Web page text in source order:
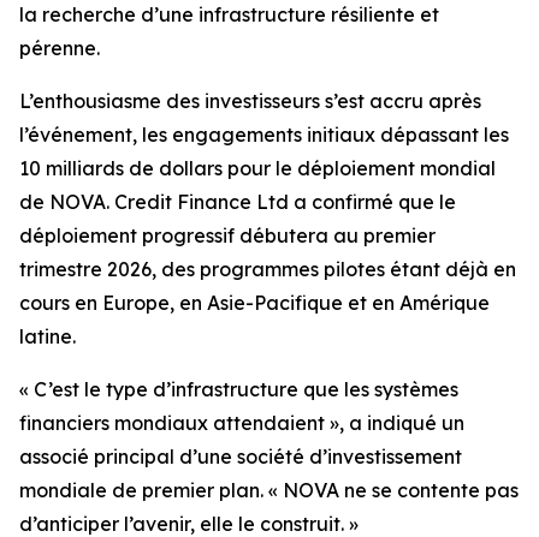
la recherche d’une infrastructure résiliente et
pérenne.
L’enthousiasme des investisseurs s’est accru après
l’événement, les engagements initiaux dépassant les
10 milliards de dollars pour le déploiement mondial
de NOVA. Credit Finance Ltd a confirmé que le
déploiement progressif débutera au premier
trimestre 2026, des programmes pilotes étant déjà en
cours en Europe, en Asie-Pacifique et en Amérique
latine.
« C’est le type d’infrastructure que les systèmes
financiers mondiaux attendaient », a indiqué un
associé principal d’une société d’investissement
mondiale de premier plan. « NOVA ne se contente pas
d’anticiper l’avenir, elle le construit. »